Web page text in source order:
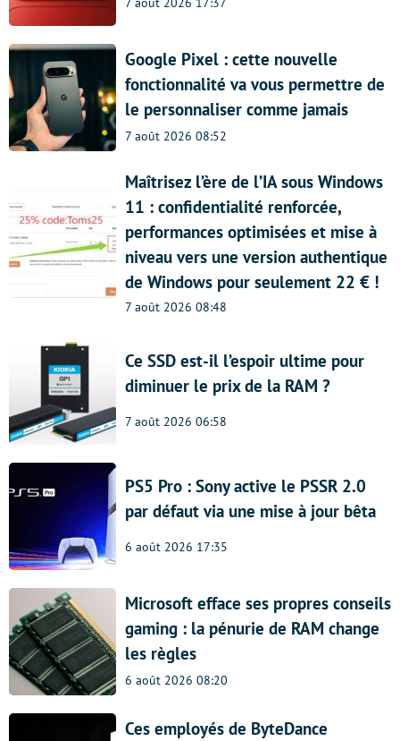
Google Pixel : cette nouvelle
fonctionnalité va vous permettre de
le personnaliser comme jamais
7 août 2026 08:52
Maîtrisez l’ère de l’IA sous Windows
11 : confidentialité renforcée,
performances optimisées et mise à
niveau vers une version authentique
de Windows pour seulement 22 € !
7 août 2026 08:48
Ce SSD est-il l’espoir ultime pour
diminuer le prix de la RAM ?
7 août 2026 06:58
PS5 Pro : Sony active le PSSR 2.0
par défaut via une mise à jour bêta
6 août 2026 17:35
Microsoft efface ses propres conseils
gaming : la pénurie de RAM change
les règles
6 août 2026 08:20
Ces employés de ByteDance